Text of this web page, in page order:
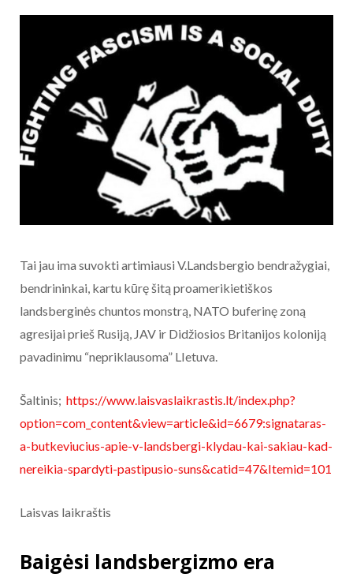
Tai jau ima suvokti artimiausi V.Landsbergio bendražygiai,
bendrininkai, kartu kūrę šitą proamerikietiškos
landsberginės chuntos monstrą, NATO buferinę zoną
agresijai prieš Rusiją, JAV ir Didžiosios Britanijos koloniją
pavadinimu “nepriklausoma” LIetuva.
Šaltinis; https://www.laisvaslaikrastis.lt/index.php?
option=com_content&view=article&id=6679:signataras-
a-butkeviucius-apie-v-landsbergi-klydau-kai-sakiau-kad-
nereikia-spardyti-pastipusio-suns&catid=47&Itemid=101
Laisvas laikraštis
Baigėsi landsbergizmo era